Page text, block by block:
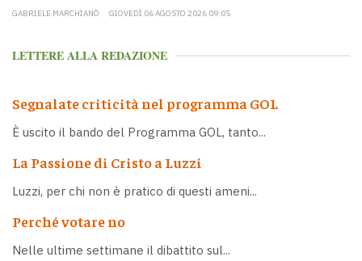
GABRIELE MARCHIANÒ GIOVEDÌ 06 AGOSTO 2026 09:05
LETTERE ALLA REDAZIONE
Segnalate criticità nel programma GOL
È uscito il bando del Programma GOL, tanto...
La Passione di Cristo a Luzzi
Luzzi, per chi non è pratico di questi ameni...
Perché votare no
Nelle ultime settimane il dibattito sul...